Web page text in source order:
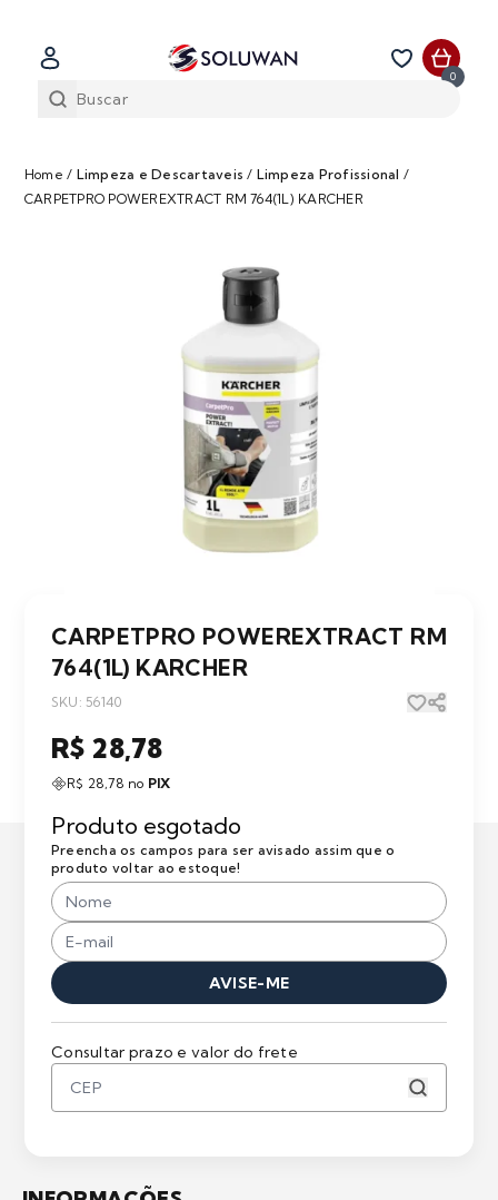
0
Home / Limpeza e Descartaveis / Limpeza Profissional /
CARPETPRO POWEREXTRACT RM 764(1L) KARCHER
CARPETPRO POWEREXTRACT RM
764(1L) KARCHER
SKU: 56140
R$ 28,78
R$ 28,78 no PIX
Produto esgotado
Preencha os campos para ser avisado assim que o
produto voltar ao estoque!
AVISE-ME
Consultar prazo e valor do frete